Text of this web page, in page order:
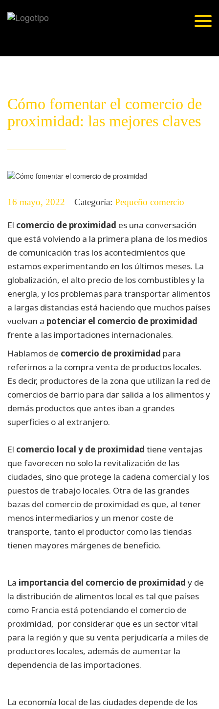
content
Cómo fomentar el comercio de
proximidad: las mejores claves
16 mayo, 2022 Categoría: Pequeño comercio
El comercio de proximidad es una conversación
que está volviendo a la primera plana de los medios
de comunicación tras los acontecimientos que
estamos experimentando en los últimos meses. La
globalización, el alto precio de los combustibles y la
energía, y los problemas para transportar alimentos
a largas distancias está haciendo que muchos países
vuelvan a potenciar el comercio de proximidad
frente a las importaciones internacionales.
Hablamos de comercio de proximidad para
referirnos a la compra venta de productos locales.
Es decir, productores de la zona que utilizan la red de
comercios de barrio para dar salida a los alimentos y
demás productos que antes iban a grandes
superficies o al extranjero.
El comercio local y de proximidad tiene ventajas
que favorecen no solo la revitalización de las
ciudades, sino que protege la cadena comercial y los
puestos de trabajo locales. Otra de las grandes
bazas del comercio de proximidad es que, al tener
menos intermediarios y un menor coste de
transporte, tanto el productor como las tiendas
tienen mayores márgenes de beneficio.
La importancia del comercio de proximidad y de
la distribución de alimentos local es tal que países
como Francia está potenciando el comercio de
proximidad, por considerar que es un sector vital
para la región y que su venta perjudicaría a miles de
productores locales, además de aumentar la
dependencia de las importaciones.
La economía local de las ciudades depende de los